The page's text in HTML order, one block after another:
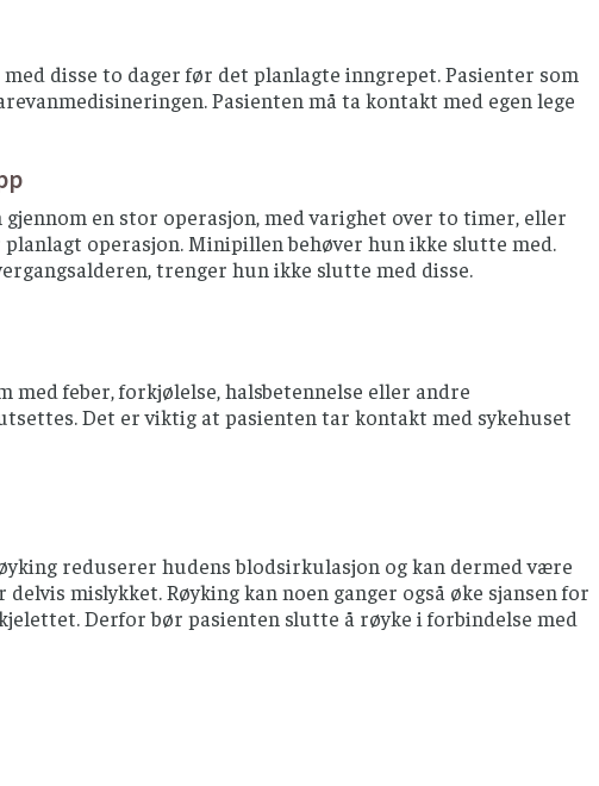
disse to dager før det planlagte inngrepet. Pasienter som
Pasienten må ta kontakt med egen lege
en stor operasjon, med varighet over to timer, eller
operasjon. Minipillen behøver hun ikke slutte med.
trenger hun ikke slutte med disse.
med feber, forkjølelse, halsbetennelse eller andre
Det er viktig at pasienten tar kontakt med sykehuset
reduserer hudens blodsirkulasjon og kan dermed være
mislykket. Røyking kan noen ganger også øke sjansen for
Derfor bør pasienten slutte å røyke i forbindelse med